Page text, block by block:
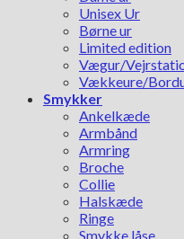
Unisex Ur
Børne ur
Limited edition
Vægur/
Vækkeure/
Smykker
Ankelkæde
Armbånd
Armring
Broche
Collie
Halskæde
Ringe
Smykke låse